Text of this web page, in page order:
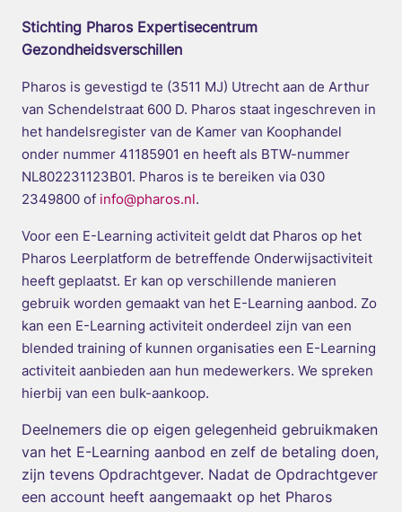
Stichting Pharos Expertisecentrum
Gezondheidsverschillen
Pharos is gevestigd te (3511 MJ) Utrecht aan de Arthur
van Schendelstraat 600 D. Pharos staat ingeschreven in
het handelsregister van de Kamer van Koophandel
onder nummer 41185901 en heeft als BTW-nummer
NL802231123B01. Pharos is te bereiken via 030
2349800 of info@pharos.nl.
Voor een E-Learning activiteit geldt dat Pharos op het
Pharos Leerplatform de betreffende Onderwijsactiviteit
heeft geplaatst. Er kan op verschillende manieren
gebruik worden gemaakt van het E-Learning aanbod. Zo
kan een E-Learning activiteit onderdeel zijn van een
blended training of kunnen organisaties een E-Learning
activiteit aanbieden aan hun medewerkers. We spreken
hierbij van een bulk-aankoop.
Deelnemers die op eigen gelegenheid gebruikmaken
van het E-Learning aanbod en zelf de betaling doen,
zijn tevens Opdrachtgever. Nadat de Opdrachtgever
een account heeft aangemaakt op het Pharos